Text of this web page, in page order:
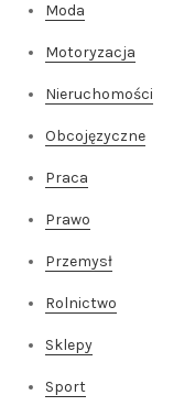
Moda
Motoryzacja
Nieruchomości
Obcojęzyczne
Praca
Prawo
Przemysł
Rolnictwo
Sklepy
Sport